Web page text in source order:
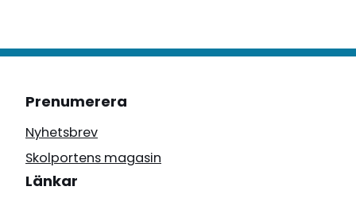
Prenumerera
Nyhetsbrev
Skolportens magasin
Länkar